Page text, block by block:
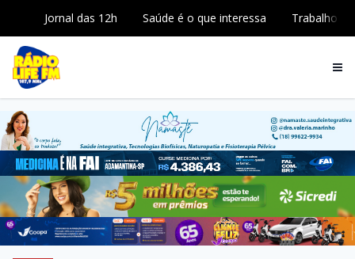
Jornal das 12h Saúde é o que interessa Trabalho